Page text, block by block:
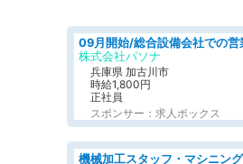
株式会社パソナ
兵庫県 加古川市
時給1,800円
正社員
スポンサー：求人ボックス